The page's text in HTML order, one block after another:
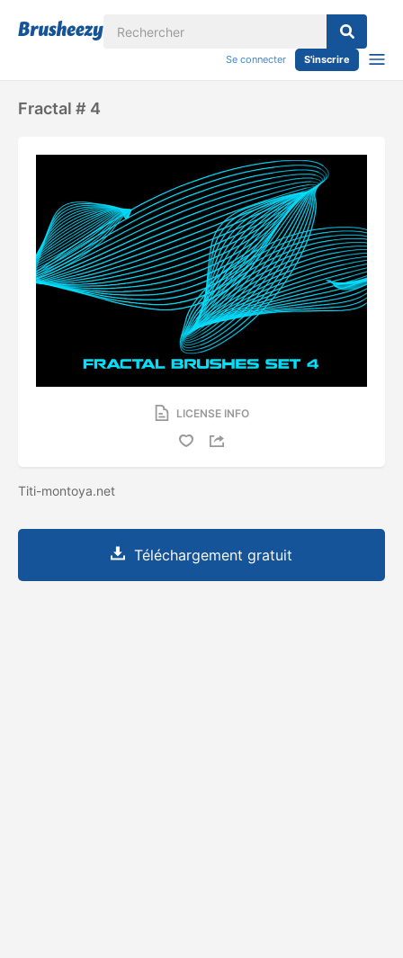
Se connecter S'inscrire
Fractal # 4
LICENSE INFO
Titi-montoya.net
Téléchargement gratuit